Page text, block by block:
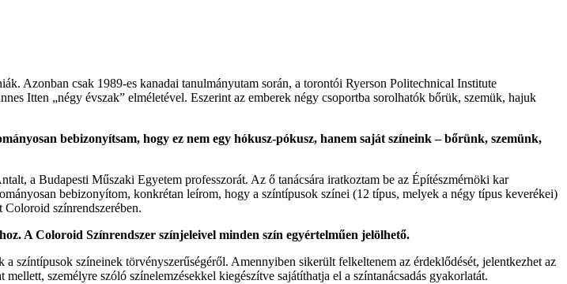
Azonban csak 1989-es kanadai tanulmányutam során, a torontói Ryerson Politechnical Institute
Itten „négy évszak” elméletével. Eszerint az emberek négy csoportba sorolhatók bőrük, szemük, hajuk
bebizonyítsam, hogy ez nem egy hókusz-pókusz, hanem saját színeink – bőrünk, szemünk,
a Budapesti Műszaki Egyetem professzorát. Az ő tanácsára iratkoztam be az Építészmérnöki kar
bebizonyítom, konkrétan leírom, hogy a színtípusok színei (12 típus, melyek a négy típus keverékei)
színrendszerében.
A Coloroid Színrendszer színjeleivel minden szín egyértelműen jelölhető.
színtípusok színeinek törvényszerűségéről. Amennyiben sikerült felkeltenem az érdeklődését, jelentkezhet az
személyre szóló színelemzésekkel kiegészítve sajátíthatja el a színtanácsadás gyakorlatát.